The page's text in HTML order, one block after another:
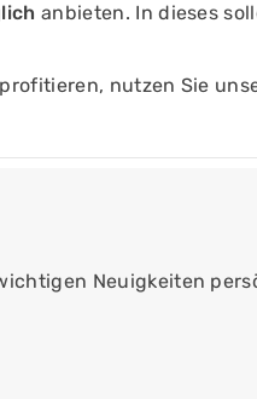
anbieten. In dieses
nutzen Sie
Neuigkeiten